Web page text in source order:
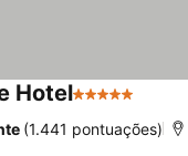
Hotel5 Estrelas
(1.441 pontuações)